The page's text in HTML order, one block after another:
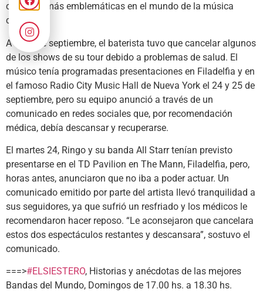
ciudades más emblemáticas en el mundo de la música
country.
A fines de septiembre, el baterista tuvo que cancelar algunos
de los shows de su tour debido a problemas de salud. El
músico tenía programadas presentaciones en Filadelfia y en
el famoso Radio City Music Hall de Nueva York el 24 y 25 de
septiembre, pero su equipo anunció a través de un
comunicado en redes sociales que, por recomendación
médica, debía descansar y recuperarse.
El martes 24, Ringo y su banda All Starr tenían previsto
presentarse en el TD Pavilion en The Mann, Filadelfia, pero,
horas antes, anunciaron que no iba a poder actuar. Un
comunicado emitido por parte del artista llevó tranquilidad a
sus seguidores, ya que sufrió un resfriado y los médicos le
recomendaron hacer reposo. “Le aconsejaron que cancelara
estos dos espectáculos restantes y descansara”, sostuvo el
comunicado.
===>#ELSIESTERO, Historias y anécdotas de las mejores
Bandas del Mundo, Domingos de 17.00 hs. a 18.30 hs.